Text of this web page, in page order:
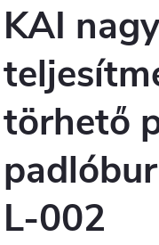
KAI nagy
törhető
L-002